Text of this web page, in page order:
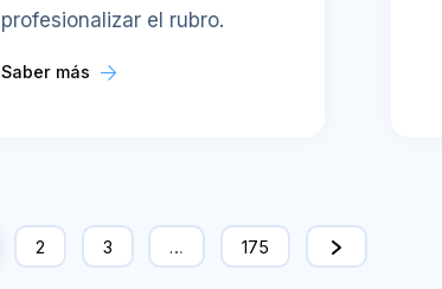
profesionalizar el rubro.
Saber más
2 3 … 175